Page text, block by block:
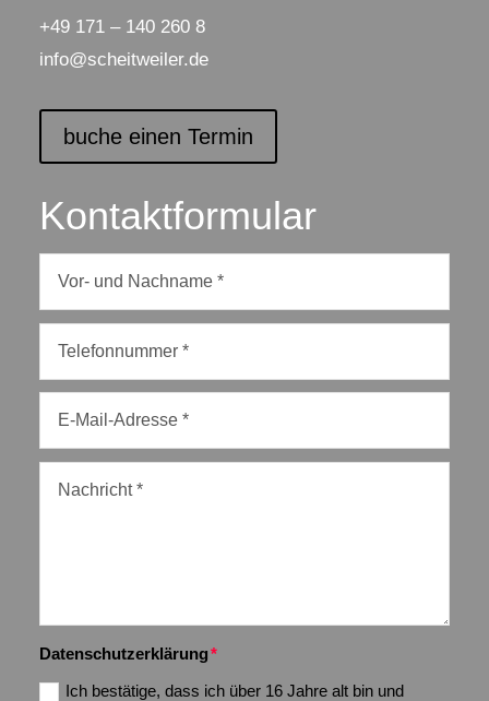
+49 171 – 140 260 8
info@scheitweiler.de
buche einen Termin
Kontaktformular
Datenschutzerklärung
Ich bestätige, dass ich über 16 Jahre alt bin und